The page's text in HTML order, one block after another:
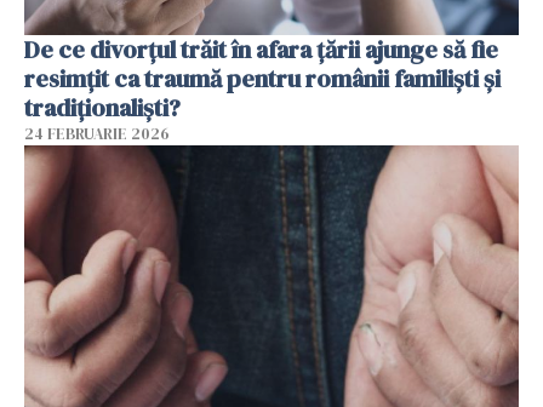
De ce divorțul trăit în afara țării ajunge să fie
resimțit ca traumă pentru românii familiști și
tradiționaliști?
24 FEBRUARIE 2026